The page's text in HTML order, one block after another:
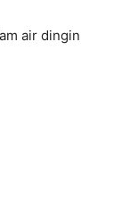
air dingin